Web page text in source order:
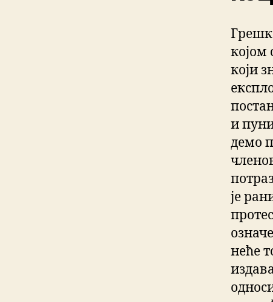
којом
који
и
демо
је
неће